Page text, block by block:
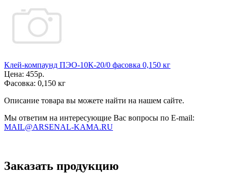
Клей-компаунд ПЭО-10К-20/0 фасовка 0,150 кг
Цена: 455р.
Фасовка: 0,150 кг
Описание товара вы можете найти на нашем сайте.
Мы ответим на интересующие Вас вопросы по E-mail:
MAIL@ARSENAL-KAMA.RU
Заказать продукцию